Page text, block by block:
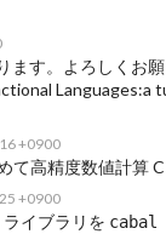
ます。よろしくお
Languages:a
+0900
て高精度数値計算
+0900
イブラリを cabal